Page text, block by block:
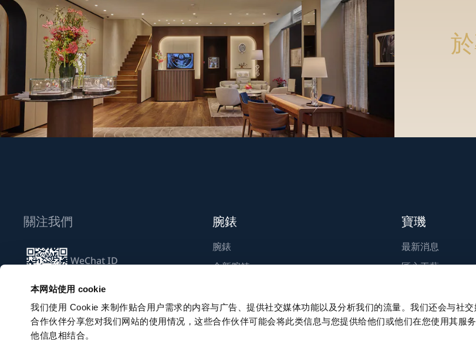
本网站使用 cookie
我们使用 Cookie 来制作贴合用户需求的内容与广告、提供社交媒体功能以及分析我们的流量。我们还会与社
合作伙伴分享您对我们网站的使用情况，这些合作伙伴可能会将此类信息与您提供给他们或他们在您使用其服
他信息相结合。
關注我們
WeChat ID
訂閱電子通訊
腕錶
腕錶
全新腕錶
寶璣
最新消息
匠心工藝
永續發展
職涯發展